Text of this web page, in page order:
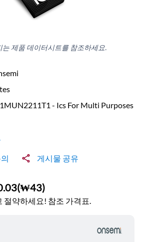
는 제품 데이터시트를 참조하세요.
- Ics For Multi Purposes
게시물 공유
(₩43)
절약하세요! 참조 가격표.